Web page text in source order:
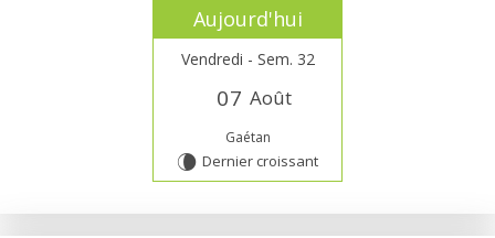
Aujourd'hui
Vendredi - Sem. 32
07 Août
Gaétan
V Dernier croissant